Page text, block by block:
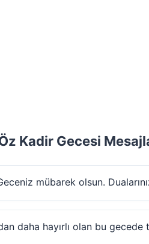
Kadir Gecesi
mübarek olsun.
daha hayırlı olan bu gecede